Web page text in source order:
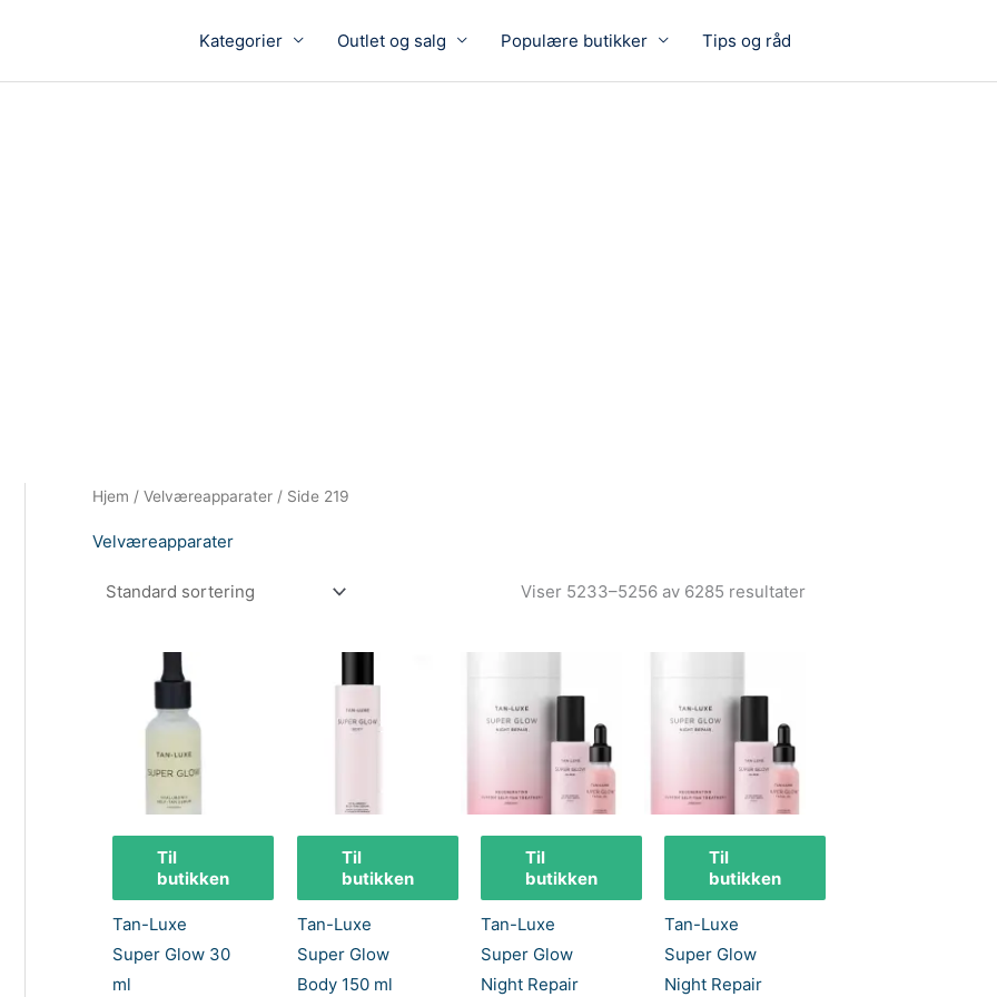
Kategorier Outlet og salg Populære butikker Tips og råd
Hjem /Velværeapparater / Side 219
Velværeapparater
Viser 5233–5256 av 6285 resultater
Til
butikken
Tan-Luxe
Super Glow 30
ml
Til
butikken
Tan-Luxe
Super Glow
Body 150 ml
Til
butikken
Tan-Luxe
Super Glow
Night Repair
Til
butikken
Tan-Luxe
Super Glow
Night Repair